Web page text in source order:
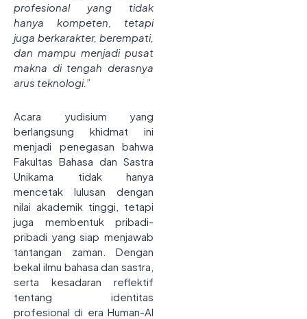
profesional yang tidak
hanya kompeten, tetapi
juga berkarakter, berempati,
dan mampu menjadi pusat
makna di tengah derasnya
arus teknologi.”
Acara yudisium yang
berlangsung khidmat ini
menjadi penegasan bahwa
Fakultas Bahasa dan Sastra
Unikama tidak hanya
mencetak lulusan dengan
nilai akademik tinggi, tetapi
juga membentuk pribadi-
pribadi yang siap menjawab
tantangan zaman. Dengan
bekal ilmu bahasa dan sastra,
serta kesadaran reflektif
tentang identitas
profesional di era Human-AI